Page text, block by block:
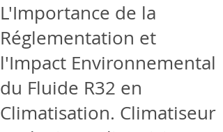
L'Importance de la
Réglementation et
l'Impact Environnemental
du Fluide R32 en
Climatisation. Climatiseur